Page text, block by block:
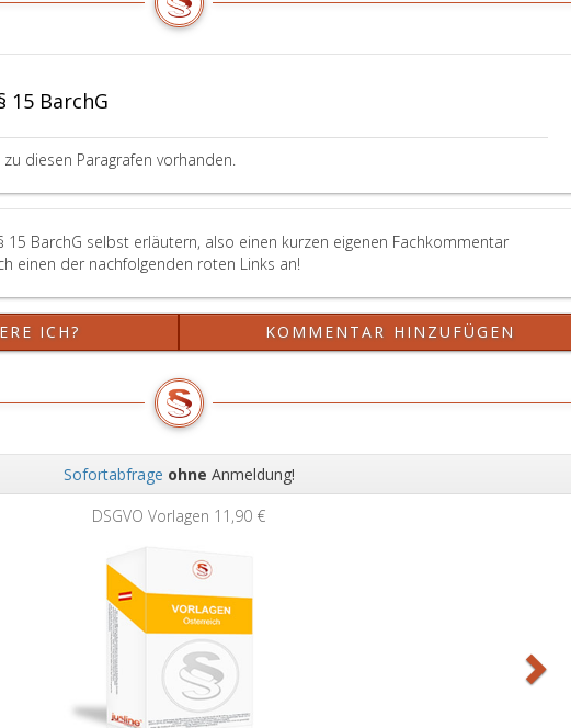
bleiben
unberührt;
ebenso
die
Bestimmungen
des
Bundesgesetzblatt
aus
1983,,
über
Aufbewahrung
von
Büchern
und
sowie
die
Rechte
Urheberrechtsgesetz.
15 BarchG
diesen Paragrafen vorhanden.
15 BarchG selbst erläutern, also einen kurzen eigenen Fachkommentar
einen der nachfolgenden roten Links an!
ICH? KOMMENTAR HINZUFÜGEN
Sofortabfrage ohne Anmeldung!
DSGVO Vorlagen 11,90 €